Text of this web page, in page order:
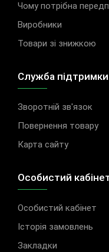
Чому потрібна
Виробники
Товари зі знижкою
Служба підтримки
Зворотній зв'язок
Повернення товару
Карта сайту
Особистий
Особистий кабінет
Історія замовлень
Закладки